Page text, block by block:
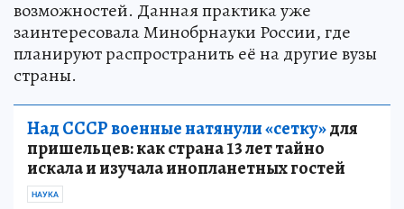
возможностей. Данная практика уже
заинтересовала Минобрнауки России, где
планируют распространить её на другие вузы
страны.
Над СССР военные натянули «сетку»для
пришельцев: как страна 13 лет тайно
искала и изучала инопланетных гостей
НАУКА